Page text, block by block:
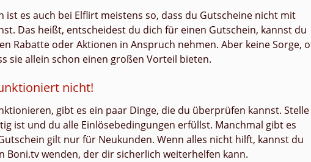
ist es auch bei Elflirt meistens so, dass du Gutscheine nicht mit
Das heißt, entscheidest du dich für einen Gutschein, kannst du
Rabatte oder Aktionen in Anspruch nehmen. Aber keine Sorge,
sie allein schon einen großen Vorteil bieten.
nicht!
gibt es ein paar Dinge, die du überprüfen kannst. Stelle
ist und du alle Einlösebedingungen erfüllst. Manchmal gibt es
gilt nur für Neukunden. Wenn alles nicht hilft, kannst du
Boni.tv wenden, der dir sicherlich weiterhelfen kann.